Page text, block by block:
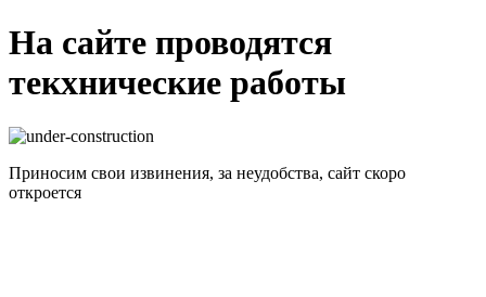
На сайте проводятся
текхнические работы
Приносим свои извинения, за неудобства, сайт скоро
откроется